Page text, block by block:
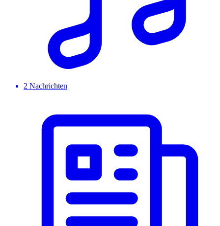
2 Nachrichten